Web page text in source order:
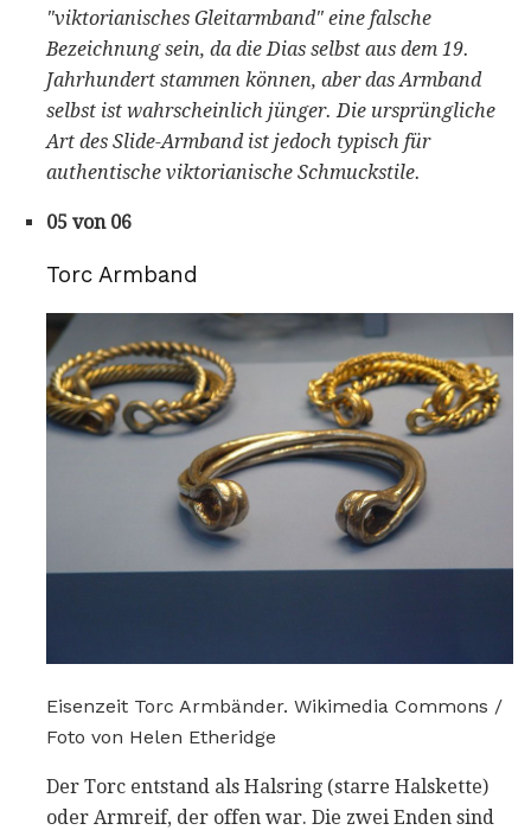
"viktorianisches Gleitarmband" eine falsche
Bezeichnung sein, da die Dias selbst aus dem 19.
Jahrhundert stammen können, aber das Armband
selbst ist wahrscheinlich jünger. Die ursprüngliche
Art des Slide-Armband ist jedoch typisch für
authentische viktorianische Schmuckstile.
05 von 06
Torc Armband
Eisenzeit Torc Armbänder. Wikimedia Commons /
Foto von Helen Etheridge
Der Torc entstand als Halsring (starre Halskette)
oder Armreif, der offen war. Die zwei Enden sind